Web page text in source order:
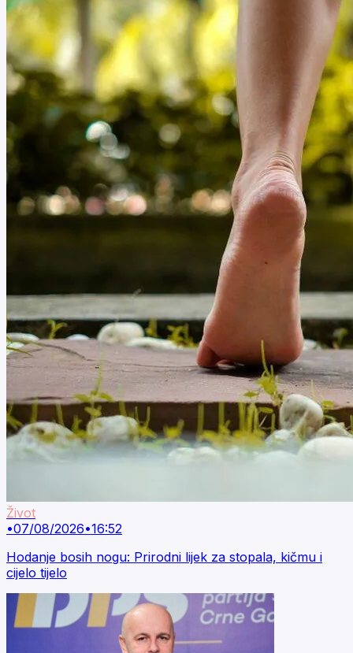
Život
•07/08/2026•16:52
Hodanje bosih nogu: Prirodni lijek za stopala, kičmu i
cijelo tijelo